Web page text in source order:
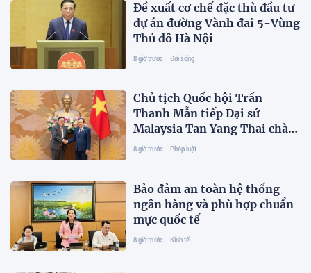
Đề xuất cơ chế đặc thù đầu tư
dự án đường Vành đai 5-Vùng
Thủ đô Hà Nội
8 giờ trước Đời sống
Chủ tịch Quốc hội Trần
Thanh Mẫn tiếp Đại sứ
Malaysia Tan Yang Thai chào
từ biệt
8 giờ trước Pháp luật
Bảo đảm an toàn hệ thống
ngân hàng và phù hợp chuẩn
mực quốc tế
8 giờ trước Kinh tế